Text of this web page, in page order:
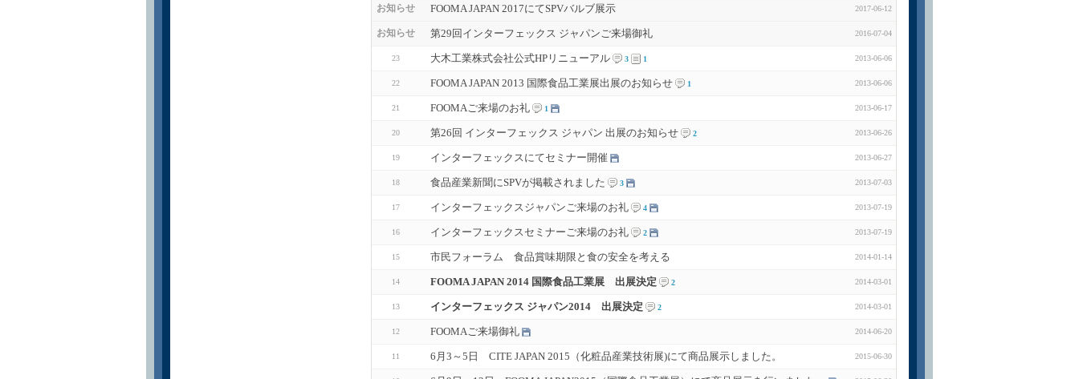
お知らせ FOOMA JAPAN 2017にてSPVバルブ展示 2017-06-12
お知らせ 第29回インターフェックス ジャパンご来場御礼 2016-07-04
23 大木工業株式会社公式HPリニューアル 3 1 2013-06-06
22 FOOMA JAPAN 2013 国際食品工業展出展のお知らせ 1 2013-06-06
21 FOOMAご来場のお礼 1 2013-06-17
20 第26回 インターフェックス ジャパン 出展のお知らせ 2 2013-06-26
19 インターフェックスにてセミナー開催 2013-06-27
18 食品産業新聞にSPVが掲載されました 3 2013-07-03
17 インターフェックスジャパンご来場のお礼 4 2013-07-19
16 インターフェックスセミナーご来場のお礼 2 2013-07-19
15 市民フォーラム 食品賞味期限と食の安全を考える 2014-01-14
14 FOOMA JAPAN 2014 国際食品工業展 出展決定 2 2014-03-01
13 インターフェックス ジャパン2014 出展決定 2 2014-03-01
12 FOOMAご来場御礼 2014-06-20
11 6月3～5日 CITE JAPAN 2015（化粧品産業技術展)にて商品展示しました。 2015-06-30